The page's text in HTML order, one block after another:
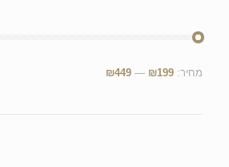
מחיר:₪199
—
₪449